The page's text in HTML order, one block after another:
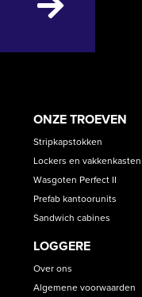
ASSETS
ONZE TROEVEN
Stripkapstokken
Lockers en vakkenkasten
Wasgoten Perfect II
Prefab kantoorunits
Sandwich cabines
LOGGERE
Over ons
Algemene voorwaarden